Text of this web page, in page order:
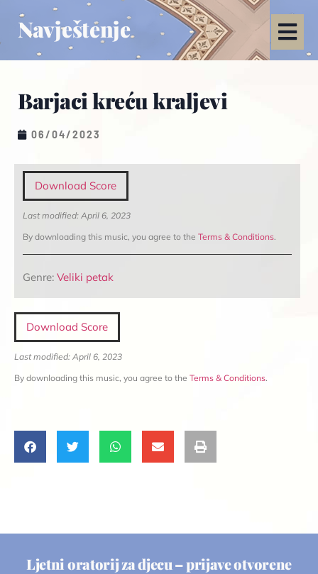
Navještenje
Barjaci kreću kraljevi
06/04/2023
Download Score
Last modified: April 6, 2023
By downloading this music, you agree to the Terms & Conditions.
Genre: Veliki petak
Download Score
Last modified: April 6, 2023
By downloading this music, you agree to the Terms & Conditions.
Ljetni oratorij za djecu – prijave otvorene